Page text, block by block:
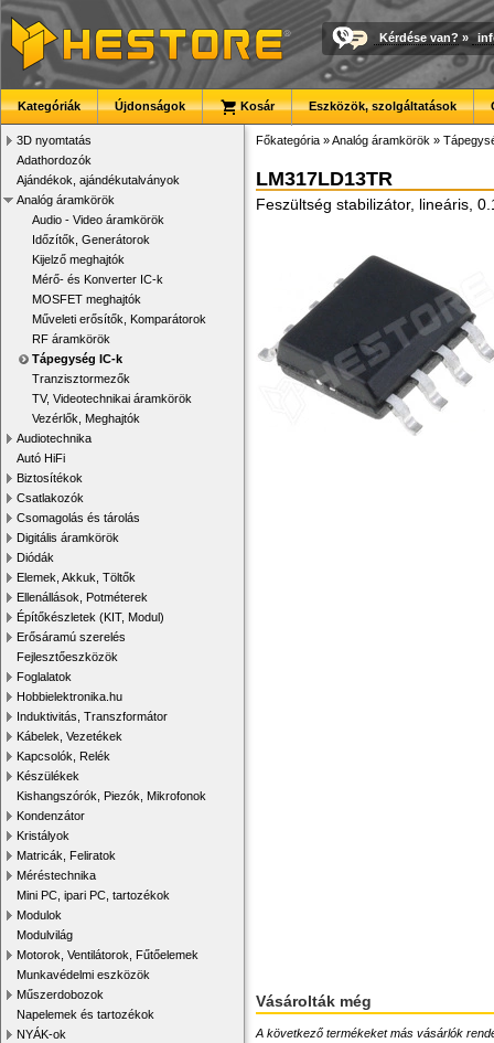
Kérdése van? »
Kategóriák Újdonságok Kosár Eszközök, szolgáltatások
3D nyomtatás
Adathordozók
Ajándékok, ajándékutalványok
Analóg áramkörök
Audio - Video áramkörök
Időzítők, Generátorok
Kijelző meghajtók
Mérő- és Konverter IC-k
MOSFET meghajtók
Műveleti erősítők, Komparátorok
RF áramkörök
Tápegység IC-k
Tranzisztormezők
TV, Videotechnikai áramkörök
Vezérlők, Meghajtók
Audiotechnika
Autó HiFi
Biztosítékok
Csatlakozók
Csomagolás és tárolás
Digitális áramkörök
Diódák
Elemek, Akkuk, Töltők
Ellenállások, Potméterek
Építőkészletek (KIT, Modul)
Erősáramú szerelés
Fejlesztőeszközök
Foglalatok
Hobbielektronika.hu
Induktivitás, Transzformátor
Kábelek, Vezetékek
Kapcsolók, Relék
Készülékek
Kishangszórók, Piezók, Mikrofonok
Kondenzátor
Kristályok
Matricák, Feliratok
Méréstechnika
Mini PC, ipari PC, tartozékok
Modulok
Modulvilág
Motorok, Ventilátorok, Fűtőelemek
Munkavédelmi eszközök
Műszerdobozok
Napelemek és tartozékok
NYÁK-ok
Főkategória »Analóg áramkörök »
LM317LD13TR
Feszültség stabilizátor, lineáris,
Vásárolták még
A következő termékeket más vásárlók